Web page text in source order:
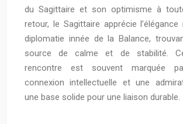
du Sagittaire et son optimisme à
retour, le Sagittaire apprécie
diplomatie innée de la Balance,
source de calme et de stabilité.
rencontre est souvent marquée
connexion intellectuelle et une
une base solide pour une liaison durable.